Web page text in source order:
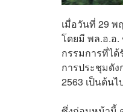
เมื่อวันที่ 29
โดยมี พล.อ.อ
กรรมการที่ไ
การประชุมดั
2563 เป็นต้นไ